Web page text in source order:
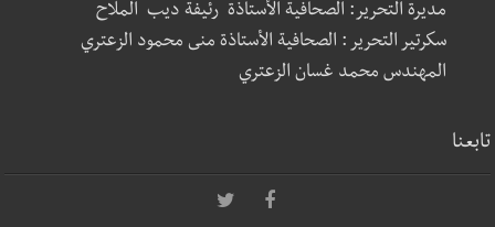
مديرة التحرير: الصحافية الأستاذة رئيفة ديب الملاح
سكرتير التحرير : الصحافية الأستاذة منى محمود الزعتري
المهندس محمد غسان الزعتري
تابعنا